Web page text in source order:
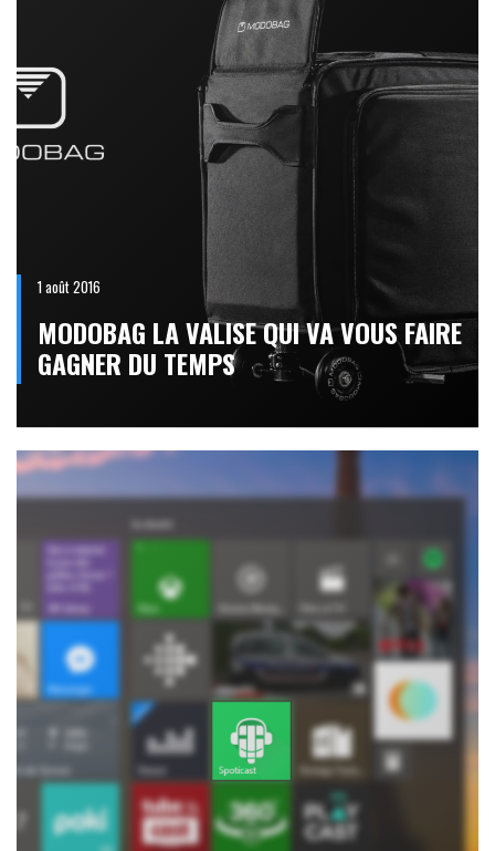
1 août 2016
MODOBAG LA VALISE QUI VA VOUS FAIRE
GAGNER DU TEMPS